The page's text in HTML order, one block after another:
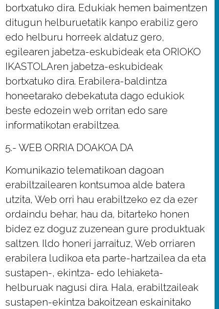
bortxatuko dira. Edukiak hemen baimentzen
ditugun helburuetatik kanpo erabiliz gero
edo helburu horreek aldatuz gero,
egilearen jabetza-eskubideak eta ORIOKO
IKASTOLAren jabetza-eskubideak
bortxatuko dira. Erabilera-baldintza
honeetarako debekatuta dago edukiok
beste edozein web orritan edo sare
informatikotan erabiltzea.
5.- WEB ORRIA DOAKOA DA
Komunikazio telematikoan dagoan
erabiltzailearen kontsumoa alde batera
utzita, Web orri hau erabiltzeko ez da ezer
ordaindu behar, hau da, bitarteko honen
bidez ez doguz zuzenean gure produktuak
saltzen. Ildo honeri jarraituz, Web orriaren
erabilera ludikoa eta parte-hartzailea da eta
sustapen-, ekintza- edo lehiaketa-
helburuak nagusi dira. Hala, erabiltzaileak
sustapen-ekintza bakoitzean eskainitako